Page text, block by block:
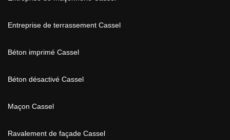
Entreprise de terrassement Cassel
Béton imprimé Cassel
Béton désactivé Cassel
Maçon Cassel
Ravalement de façade Cassel